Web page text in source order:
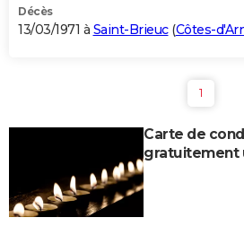
Décès
13/03/1971 à Saint-Brieuc(Côtes-
1
Carte de
gratuitement